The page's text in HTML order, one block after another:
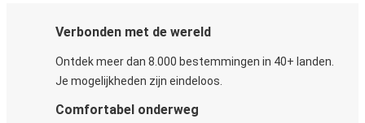
Verbonden met de wereld
Ontdek meer dan 8.000 bestemmingen in 40+ landen.
Je mogelijkheden zijn eindeloos.
Comfortabel onderweg